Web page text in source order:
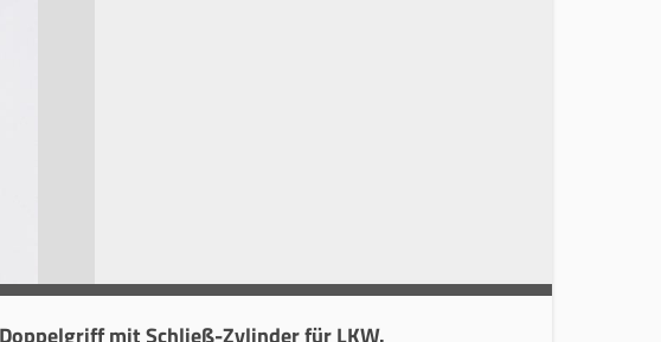
mit Schließ-Zylinder für LKW.